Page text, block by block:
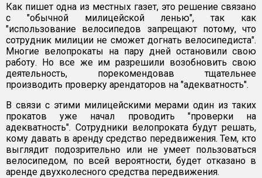
Как пишет одна из местных газет, это решение связано
с "обычной милицейской ленью", так как
"использование велосипедов запрещают потому, что
сотрудник милиции не сможет догнать велосипедиста".
Многие велопрокаты на пару дней остановили свою
работу. Но все же им разрешили возобновить свою
деятельность, порекомендовав тщательнее
производить проверку арендаторов на "адекватность".
В связи с этими милицейскими мерами один из таких
прокатов уже начал проводить "проверки на
адекватность". Сотрудники велопроката будут решать,
кому давать в аренду средство передвижения. Тем, кто
выглядит подозрительно или не умеет пользоваться
велосипедом, по всей вероятности, будет отказано в
аренде двухколесного средства передвижения.